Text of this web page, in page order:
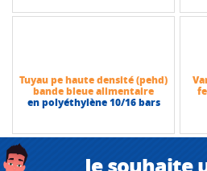
Tuyau pe haute densité (pehd)
bande bleue alimentaire
en polyéthylène 10/16 bars